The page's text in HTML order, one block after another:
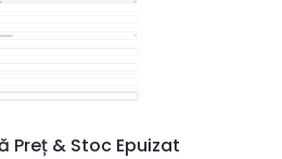
Preț & Stoc Epuizat